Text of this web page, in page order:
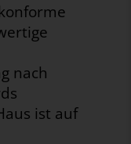
nach
ist auf